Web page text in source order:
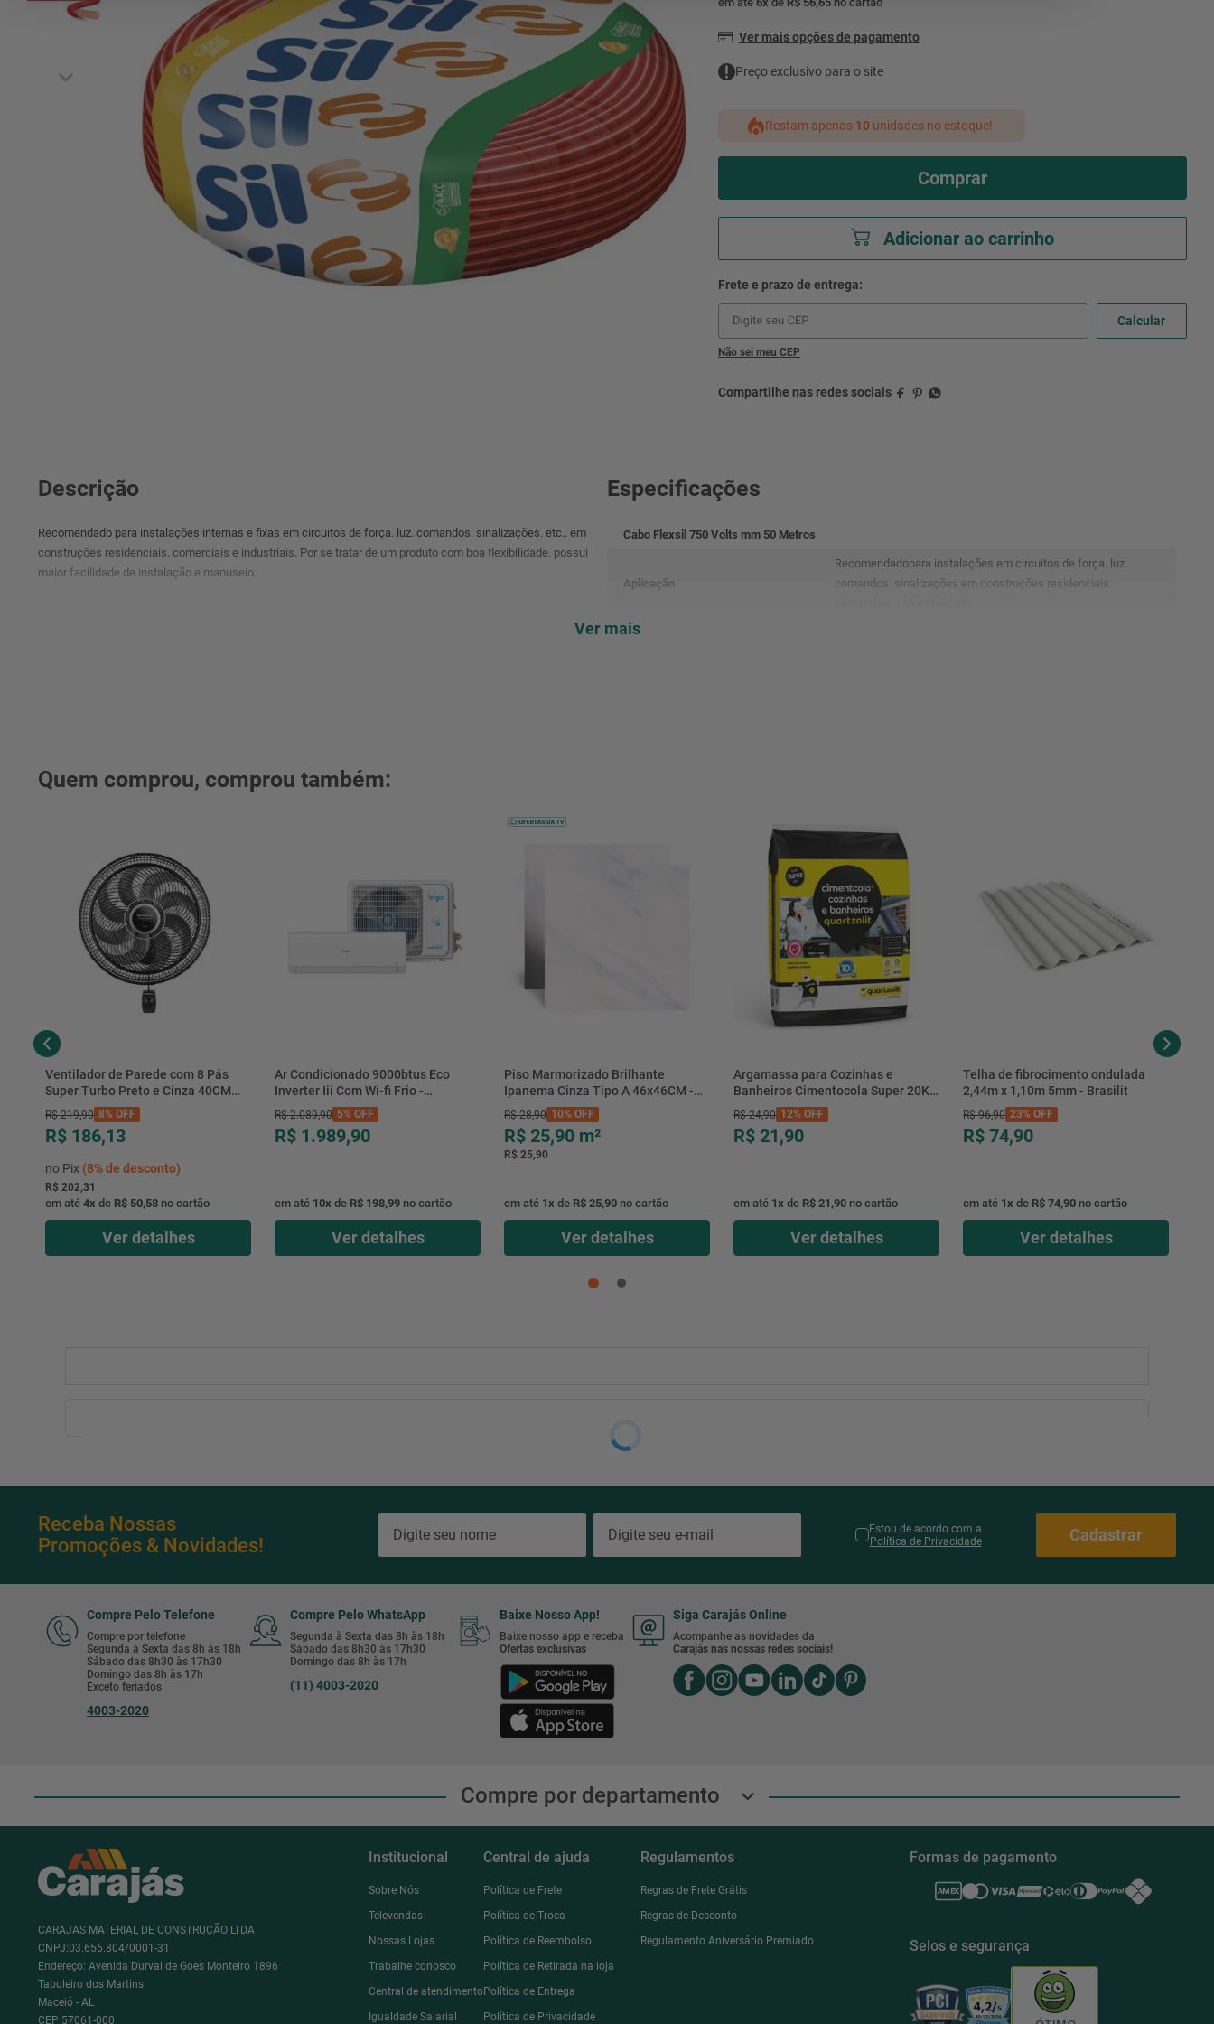
Ver mais opções de pagamento
Preço exclusivo para o site
Restam apenas 10 unidades no estoque!
Comprar
Adicionar ao carrinho
Não sei meu CEP
Descrição
Recomendado para instalações internas e fixas em circuitos de força. luz. comandos. sinalizações. etc.. em
construções residenciais. comerciais e industriais. Por se tratar de um produto com boa flexibilidade. possui
maior facilidade de instalação e manuseio.
Especificações
Cabo Flexsil 750 Volts mm 50 Metros
Aplicação
Recomendadopara instalações em circuitos de força. luz.
comandos. sinalizações em construções residenciais.
TensãoNominal
Quadroselétric
Ver mais
Quem comprou, comprou também:
Ventilador de Parede com 8 Pás
Super Turbo Preto e Cinza 40CM
220V 140W - VTX-40P-8P - Mondial
R$ 219,90 8% OFF
R$ 186,13
no Pix (8%de desconto)
R$ 202,31
em até 4x de R$ 50,58 no cartão
Ver detalhes
Ar Condicionado 9000btus Eco
Inverter Iii Com Wi-fi Frio -
Hjfe09c2cg|hjfi09c2wg - Elgin
R$ 2.089,90 5% OFF
R$ 1.989,90
em até 10x de R$ 198,99 no cartão
Ver detalhes
Piso Marmorizado Brilhante
Ipanema Cinza Tipo A 46x46CM -
01.012771 - Cerbras
R$ 28,90 10% OFF
R$ 25,90 m²
R$ 25,90
em até 1x de R$ 25,90 no cartão
Ver detalhes
Argamassa para Cozinhas e
Banheiros Cimentocola Super 20KG
- 0118.00001.0020PL - Quartzolit
R$ 24,90 12% OFF
R$ 21,90
em até 1x de R$ 21,90 no cartão
Ver detalhes
Telha de fibrocimento ondulada
2,44m x 1,10m 5mm - Brasilit
R$ 96,90 23% OFF
R$ 74,90
em até 1x de R$ 74,90 no cartão
Ver detalhes
Receba Nossas
Promoções & Novidades!
Estou de acordo com a
Política de Privacidade
Cadastrar
Compre Pelo Telefone
Compre por telefone
Segunda à Sexta das 8h às 18h
Sábado das 8h30 às 17h30
Domingo das 8h às 17h
Exceto feriados
4003-2020
Compre Pelo WhatsApp
Segunda à Sexta das 8h às 18h
Sábado das 8h30 às 17h30
Domingo das 8h às 17h
(11) 4003-2020
Baixe Nosso App!
Baixe nosso app e receba
Ofertas exclusivas
Siga Carajás Online
Acompanhe as novidades da
Carajás nas nossas redes sociais!
Compre por departamento
CARAJAS MATERIAL DE CONSTRUÇÃO LTDA
CNPJ:03.656.804/0001-31
Endereço: Avenida Durval de Goes Monteiro 1896
Tabuleiro dos Martins
Maceió - AL
CEP 57061-000
Institucional
Sobre Nós
Televendas
Nossas Lojas
Trabalhe conosco
Central de atendimento
Igualdade Salarial
Central de ajuda
Política de Frete
Política de Troca
Política de Reembolso
Política de Retirada na loja
Política de Entrega
Política de Privacidade
Regulamentos
Regras de Frete Grátis
Regras de Desconto
Regulamento Aniversário Premiado
Formas de pagamento
Selos e segurança
mesa